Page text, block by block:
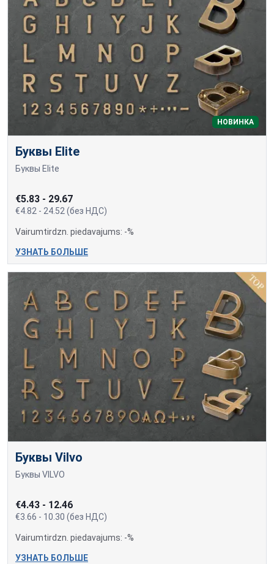
НОВИНКА
Буквы Elite
Буквы Elite
€5.83 - 29.67
€4.82 - 24.52 (без НДС)
Vairumtirdzn. piedavajums: -%
УЗНАТЬ БОЛЬШЕ
Буквы Vilvo
Буквы VILVO
€4.43 - 12.46
€3.66 - 10.30 (без НДС)
Vairumtirdzn. piedavajums: -%
УЗНАТЬ БОЛЬШЕ